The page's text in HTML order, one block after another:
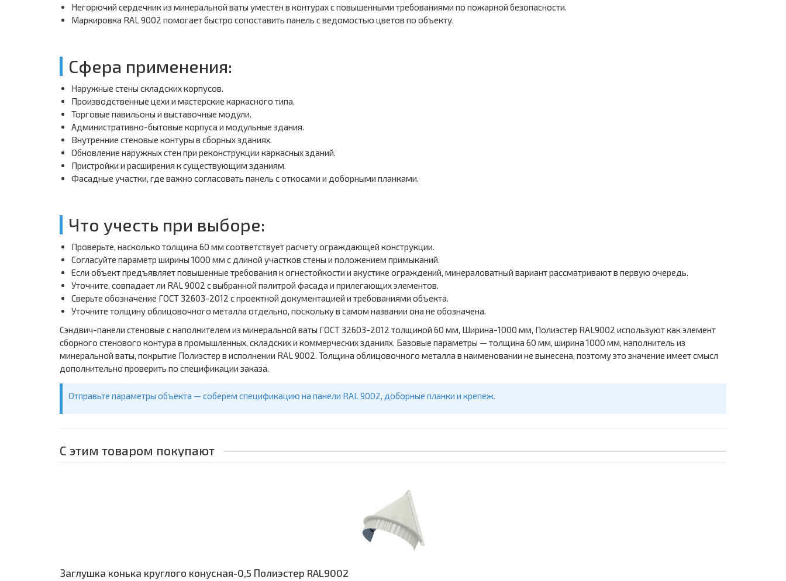
Негорючий сердечник из минеральной ваты уместен в контурах с повышенными требованиями по пожарной безопасности.
Маркировка RAL 9002 помогает быстро сопоставить панель с ведомостью цветов по объекту.
Сфера применения:
Наружные стены складских корпусов.
Производственные цехи и мастерские каркасного типа.
Торговые павильоны и выставочные модули.
Административно-бытовые корпуса и модульные здания.
Внутренние стеновые контуры в сборных зданиях.
Обновление наружных стен при реконструкции каркасных зданий.
Пристройки и расширения к существующим зданиям.
Фасадные участки, где важно согласовать панель с откосами и доборными планками.
Что учесть при выборе:
Проверьте, насколько толщина 60 мм соответствует расчету ограждающей конструкции.
Согласуйте параметр ширины 1000 мм с длиной участков стены и положением примыканий.
Если объект предъявляет повышенные требования к огнестойкости и акустике ограждений, минераловатный вариант рассматривают в первую очередь.
Уточните, совпадает ли RAL 9002 с выбранной палитрой фасада и прилегающих элементов.
Сверьте обозначение ГОСТ 32603-2012 с проектной документацией и требованиями объекта.
Уточните толщину облицовочного металла отдельно, поскольку в самом названии она не обозначена.
Сэндвич-панели стеновые с наполнителем из минеральной ваты ГОСТ 32603-2012 толщиной 60 мм, Ширина-1000 мм, Полиэстер RAL9002 используют как элемент
сборного стенового контура в промышленных, складских и коммерческих зданиях. Базовые параметры — толщина 60 мм, ширина 1000 мм, наполнитель из
минеральной ваты, покрытие Полиэстер в исполнении RAL 9002. Толщина облицовочного металла в наименовании не вынесена, поэтому это значение имеет смысл
дополнительно проверить по спецификации заказа.
Отправьте параметры объекта — соберем спецификацию на панели RAL 9002, доборные планки и крепеж.
С этим товаром покупают
Заглушка конька круглого конусная-0,5 Полиэстер RAL9002